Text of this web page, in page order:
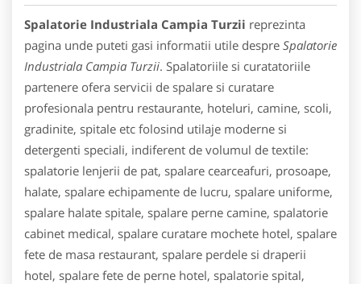
Spalatorie Industriala Campia Turzii reprezinta
pagina unde puteti gasi informatii utile despre Spalatorie
Industriala Campia Turzii. Spalatoriile si curatatoriile
partenere ofera servicii de spalare si curatare
profesionala pentru restaurante, hoteluri, camine, scoli,
gradinite, spitale etc folosind utilaje moderne si
detergenti speciali, indiferent de volumul de textile:
spalatorie lenjerii de pat, spalare cearceafuri, prosoape,
halate, spalare echipamente de lucru, spalare uniforme,
spalare halate spitale, spalare perne camine, spalatorie
cabinet medical, spalare curatare mochete hotel, spalare
fete de masa restaurant, spalare perdele si draperii
hotel, spalare fete de perne hotel, spalatorie spital,